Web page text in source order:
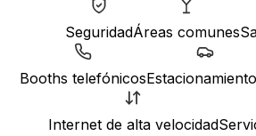
SeguridadÁreas comunes
Booths telefónicos
Internet de alta velocidad